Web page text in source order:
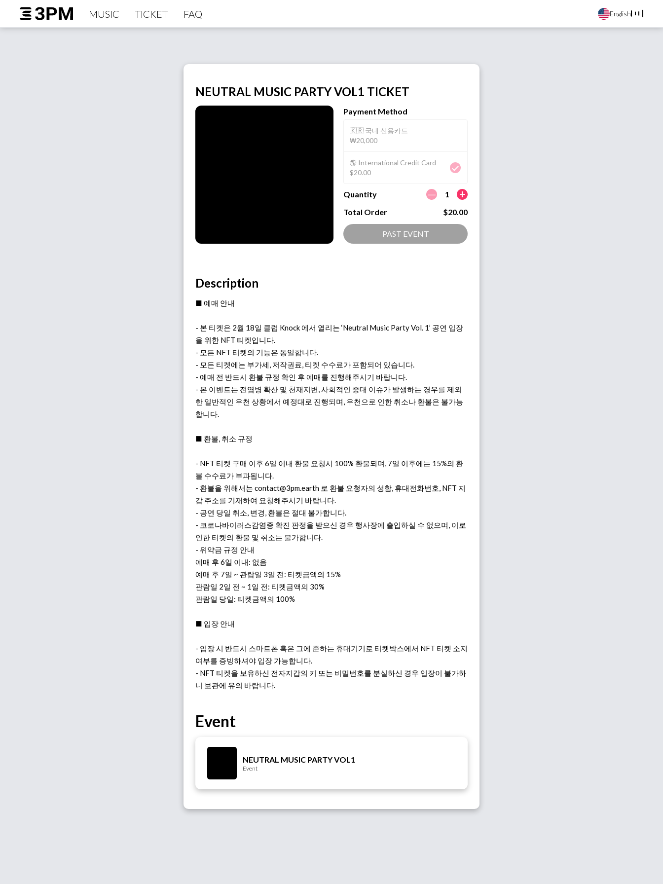
MUSIC TICKET FAQ English
NEUTRAL MUSIC PARTY VOL1 TICKET
Payment Method
🇰🇷 국내 신용카드
₩20,000
🌎 International Credit Card
$20.00
Quantity ㅡ 1 +
Total Order $20.00
PAST EVENT
Description
■ 예매 안내
- 본 티켓은 2월 18일 클럽 Knock 에서 열리는 ‘Neutral Music Party Vol. 1’ 공연 입장
을 위한 NFT 티켓입니다.
- 모든 NFT 티켓의 기능은 동일합니다.
- 모든 티켓에는 부가세, 저작권료, 티켓 수수료가 포함되어 있습니다.
- 예매 전 반드시 환불 규정 확인 후 예매를 진행해주시기 바랍니다.
- 본 이벤트는 전염병 확산 및 천재지변, 사회적인 중대 이슈가 발생하는 경우를 제외
한 일반적인 우천 상황에서 예정대로 진행되며, 우천으로 인한 취소나 환불은 불가능
합니다.
■ 환불, 취소 규정
- NFT 티켓 구매 이후 6일 이내 환불 요청시 100% 환불되며, 7일 이후에는 15%의 환
불 수수료가 부과됩니다.
- 환불을 위해서는 contact@3pm.earth 로 환불 요청자의 성함, 휴대전화번호, NFT 지
갑 주소를 기재하여 요청해주시기 바랍니다.
- 공연 당일 취소, 변경, 환불은 절대 불가합니다.
- 코로나바이러스감염증 확진 판정을 받으신 경우 행사장에 출입하실 수 없으며, 이로
인한 티켓의 환불 및 취소는 불가합니다.
- 위약금 규정 안내
예매 후 6일 이내: 없음
예매 후 7일 ~ 관람일 3일 전: 티켓금액의 15%
관람일 2일 전 ~ 1일 전: 티켓금액의 30%
관람일 당일: 티켓금액의 100%
■ 입장 안내
- 입장 시 반드시 스마트폰 혹은 그에 준하는 휴대기기로 티켓박스에서 NFT 티켓 소지
여부를 증빙하셔야 입장 가능합니다.
- NFT 티켓을 보유하신 전자지갑의 키 또는 비밀번호를 분실하신 경우 입장이 불가하
니 보관에 유의 바랍니다.
Event
NEUTRAL MUSIC PARTY VOL1
Event